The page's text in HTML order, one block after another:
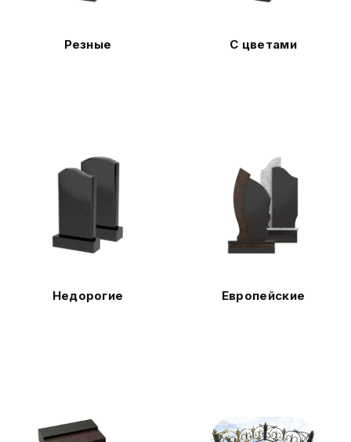
Резные С цветами
Недорогие Европейские